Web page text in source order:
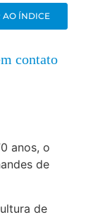
AO ÍNDICE
contato
anos, o
de
de